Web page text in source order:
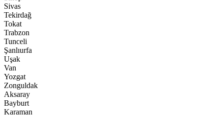
Sivas
Tekirdağ
Tokat
Trabzon
Tunceli
Şanlıurfa
Uşak
Van
Yozgat
Zonguldak
Aksaray
Bayburt
Karaman